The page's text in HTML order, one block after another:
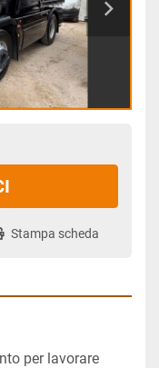
Stampa scheda
per lavorare